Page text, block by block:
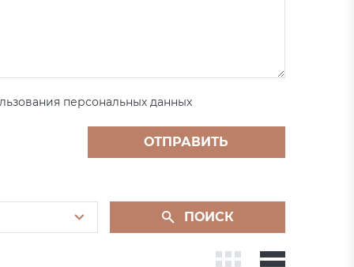
персональных данных
ОТПРАВИТЬ
ПОИСК